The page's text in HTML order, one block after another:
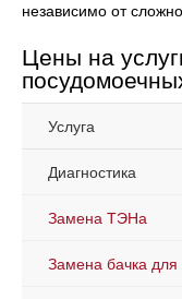
независимо от
Цены на
Услуга
Диагностика
Замена ТЭНа
Замена бачка для